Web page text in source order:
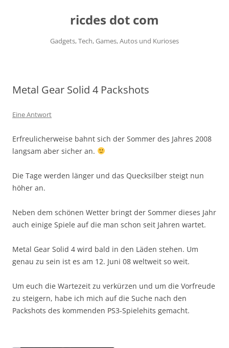
ricdes dot com
Gadgets, Tech, Games, Autos und Kurioses
Metal Gear Solid 4 Packshots
Eine Antwort
Erfreulicherweise bahnt sich der Sommer des Jahres 2008
langsam aber sicher an.
Die Tage werden länger und das Quecksilber steigt nun
höher an.
Neben dem schönen Wetter bringt der Sommer dieses Jahr
auch einige Spiele auf die man schon seit Jahren wartet.
Metal Gear Solid 4 wird bald in den Läden stehen. Um
genau zu sein ist es am 12. Juni 08 weltweit so weit.
Um euch die Wartezeit zu verkürzen und um die Vorfreude
zu steigern, habe ich mich auf die Suche nach den
Packshots des kommenden PS3-Spielehits gemacht.